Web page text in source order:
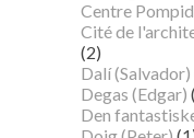
Centre
Cité de
(2)
Dalí (Salvador)
Degas (Edgar)
Den